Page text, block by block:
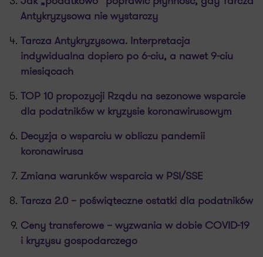
Antykryzysowa nie wystarczy
Tarcza Antykryzysowa. Interpretacja
indywidualna dopiero po 6-ciu, a nawet 9-ciu
miesiącach
TOP 10 propozycji Rządu na sezonowe wsparcie
dla podatników w kryzysie koronawirusowym
Decyzja o wsparciu w obliczu pandemii
koronawirusa
Zmiana warunków wsparcia w PSI/SSE
Tarcza 2.0 – poświąteczne ostatki dla podatników
Ceny transferowe – wyzwania w dobie COVID-19
i kryzysu gospodarczego